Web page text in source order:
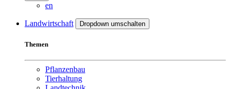
en
Landwirtschaft Dropdown umschalten
Themen
Pflanzenbau
Tierhaltung